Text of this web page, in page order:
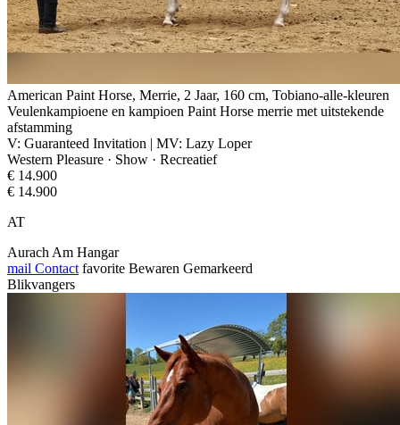
American Paint Horse, Merrie, 2 Jaar, 160 cm, Tobiano-alle-kleuren
Veulenkampioene en kampioen Paint Horse merrie met uitstekende
afstamming
V: Guaranteed Invitation | MV: Lazy Loper
Western Pleasure · Show · Recreatief
€ 14.900
€ 14.900
AT
Aurach Am Hangar
mail Contact favorite Bewaren Gemarkeerd
Blikvangers